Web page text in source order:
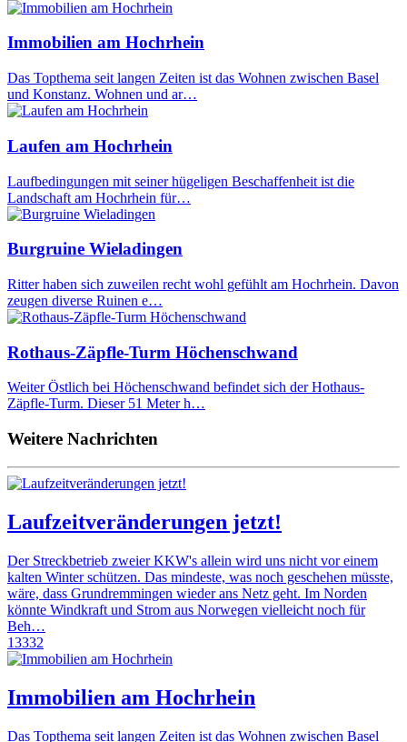
Immobilien am Hochrhein
Das Topthema seit langen Zeiten ist das Wohnen zwischen Basel
und Konstanz. Wohnen und ar…
Laufen am Hochrhein
Laufbedingungen mit seiner hügeligen Beschaffenheit ist die
Landschaft am Hochrhein für…
Burgruine Wieladingen
Ritter haben sich zuweilen recht wohl gefühlt am Hochrhein. Davon
zeugen diverse Ruinen e…
Rothaus-Zäpfle-Turm Höchenschwand
Weiter Östlich bei Höchenschwand befindet sich der Hothaus-
Zäpfle-Turm. Dieser 51 Meter h…
Weitere Nachrichten
Laufzeitveränderungen jetzt!
Der Streckbetrieb zweier KKW's allein wird uns nicht vor einem
kalten Winter schützen. Das mindeste, was noch geschehen müsste,
wäre, dass Grundremmingen wieder ans Netz geht. Im Norden
könnte Windkraft und Strom aus Norwegen vielleicht noch für
Beh…
13332
Immobilien am Hochrhein
Das Topthema seit langen Zeiten ist das Wohnen zwischen Basel